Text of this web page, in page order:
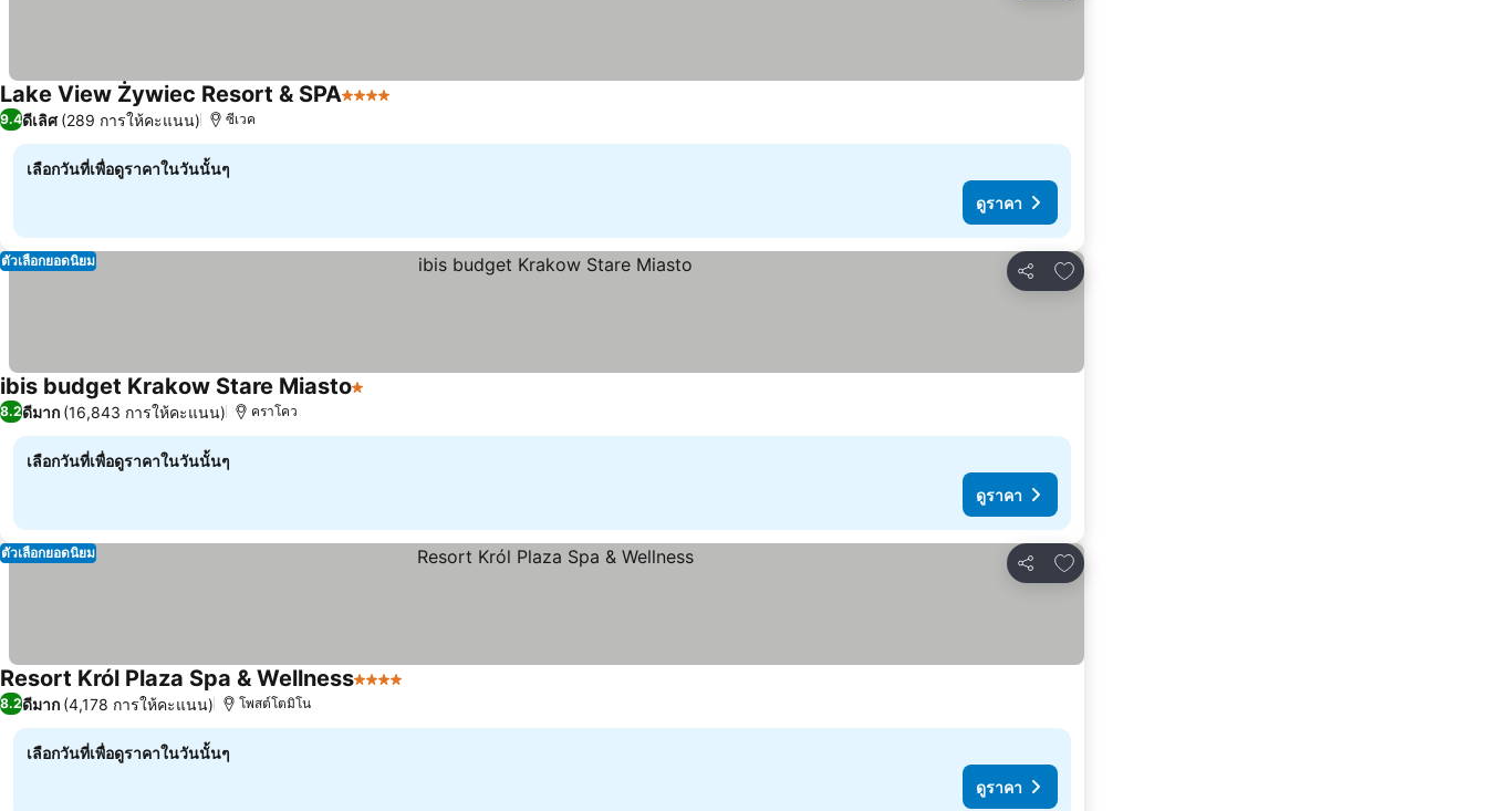
Lake View Żywiec Resort & SPA4 ดาว
9.4ดีเลิศ (289 การให้คะแนน) ซีเวค
เลือกวันที่เพื่อดูราคาในวันนั้นๆ
ดูราคา
แชร์
เพิ่มในรายการโปรด
ตัวเลือกยอดนิยม
ibis budget Krakow Stare Miasto1 ดาว
8.2ดีมาก (16,843 การให้คะแนน) คราโคว
เลือกวันที่เพื่อดูราคาในวันนั้นๆ
ดูราคา
แชร์
เพิ่มในรายการโปรด
ตัวเลือกยอดนิยม
Resort Król Plaza Spa & Wellness4 ดาว
8.2ดีมาก (4,178 การให้คะแนน) โพสต์โตมิโน
เลือกวันที่เพื่อดูราคาในวันนั้นๆ
ดูราคา